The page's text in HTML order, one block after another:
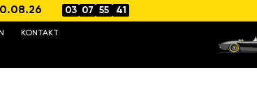
03 07 55 40
KONTAKT